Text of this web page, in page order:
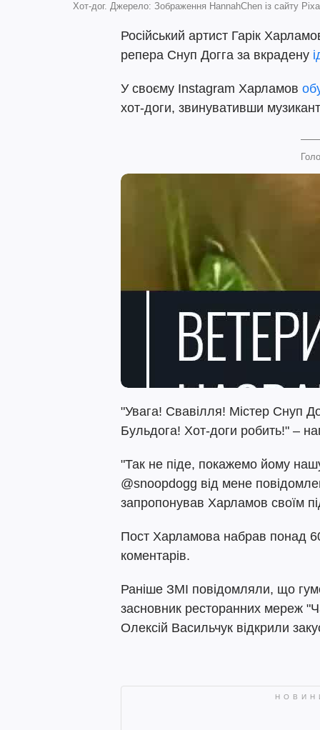
Хот-дог. Джерело: Зображення HannahChen із сайту
Російський артист Гарік
репера Снуп Догга за вкрадену
У своєму Instagram Харламов
хот-доги, звинувативши
"Увага! Свавілля! Містер Снуп
Бульдога! Хот-доги робить!" –
"Так не піде, покажемо йому
@snoopdogg від мене
запропонував Харламов своїм
Пост Харламова набрав понад 60
коментарів.
Раніше ЗМІ повідомляли, що
засновник ресторанних мереж
Олексій Васильчук відкрили